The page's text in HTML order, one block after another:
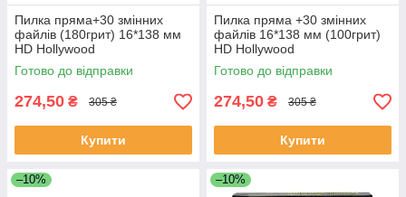
Пилка пряма+30 змінних
файлів (180грит) 16*138 мм
HD Hollywood
Готово до відправки
274,50 ₴ 305 ₴
Купити
Пилка пряма +30 змінних
файлів 16*138 мм (100грит)
HD Hollywood
Готово до відправки
274,50 ₴ 305 ₴
Купити
–10% –10%